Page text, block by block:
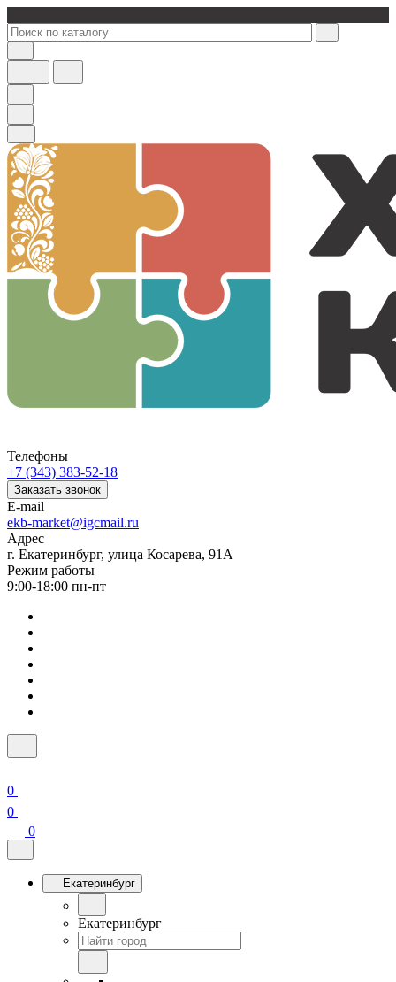
Телефоны
+7 (343) 383-52-18
Заказать звонок
E-mail
ekb-market@igcmail.ru
Адрес
г. Екатеринбург, улица Косарева, 91А
Режим работы
9:00-18:00 пн-пт
0
0
0
Екатеринбург
Екатеринбург